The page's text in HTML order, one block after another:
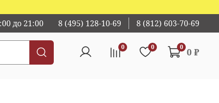
до 21:00 8 (495) 128-10-69 8 (812) 603-70-69
0 0 0 0 ₽